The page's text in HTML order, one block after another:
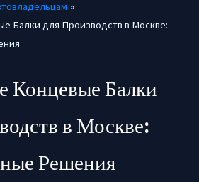
Балки для Производств в Москве:
Концевые Балки
в Москве:
Решения